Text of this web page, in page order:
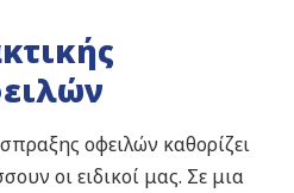
οφειλών καθορίζει
οι ειδικοί μας. Σε μια